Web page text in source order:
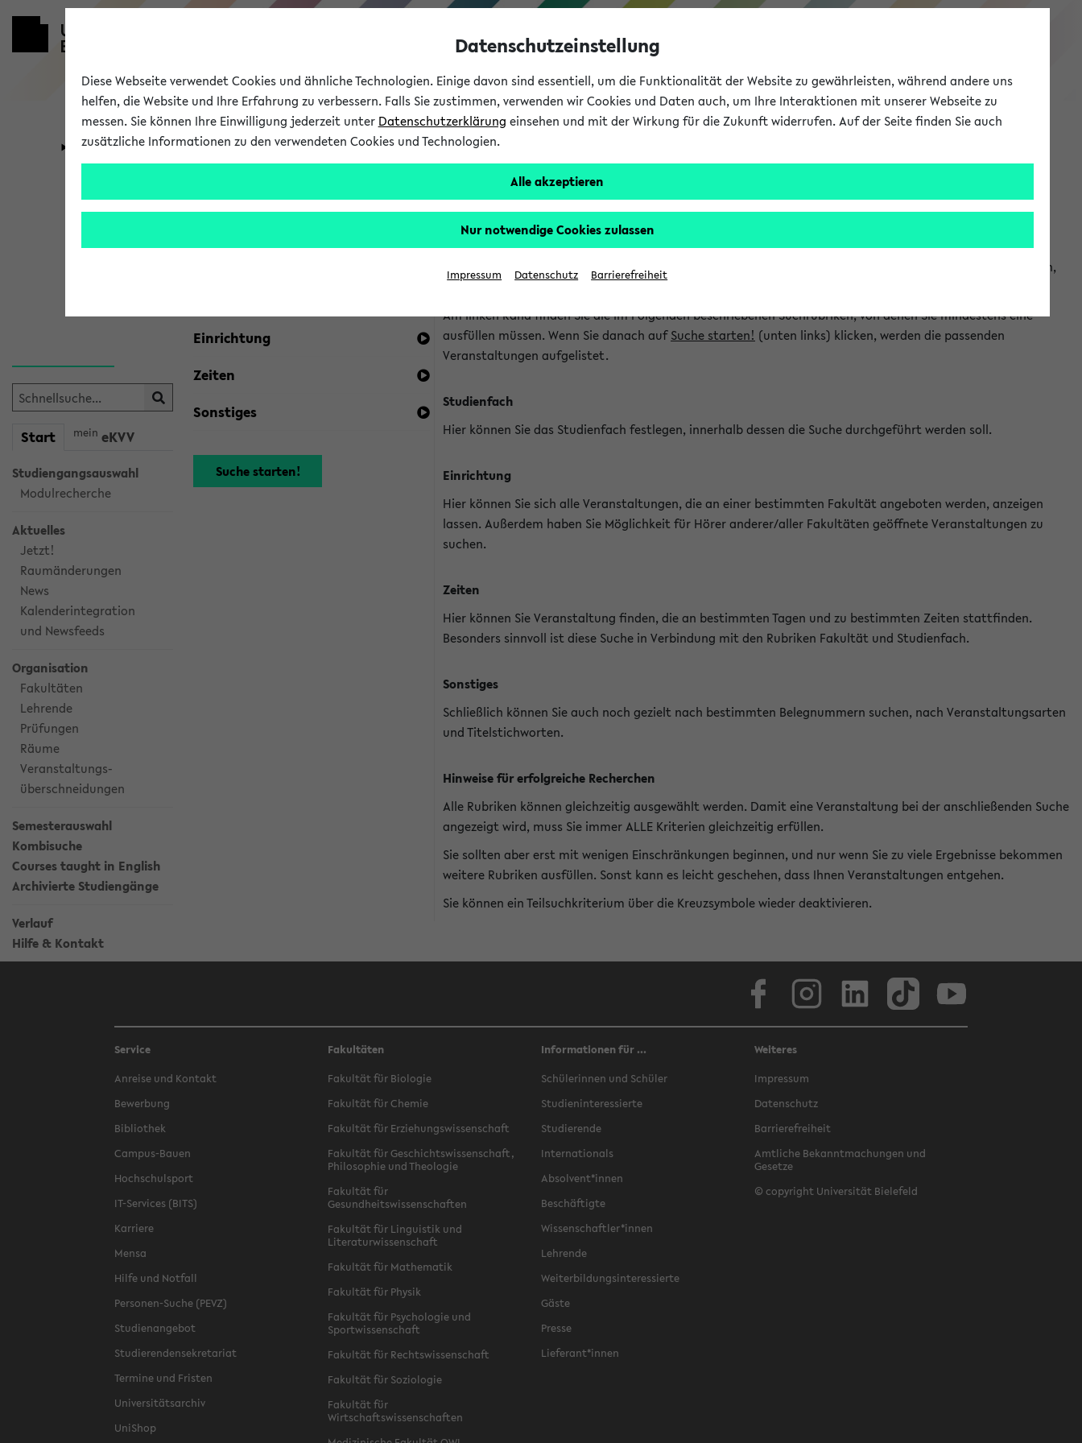
eKVV
Universität Forschung Studium
Start mein eKVV
Studiengangsauswahl
Modulrecherche
Aktuelles
Jetzt!
Raumänderungen
News
Kalenderintegration
und Newsfeeds
Organisation
Fakultäten
Lehrende
Prüfungen
Räume
Veranstaltungs-
überschneidungen
Semesterauswahl
Kombisuche
Courses taught in English
Archivierte Studiengänge
Verlauf
Hilfe & Kontakt
Kombisuche im eKVV
Ihre Suchkriterien:
Einrichtung
Zeiten
Sonstiges
Hinweise zur Kombisuche
Sie können das eKVV nach diversen Kriterien durchsuchen und so gezielt die Veranstaltungen heraussuchen,
die für Sie interessant sind.
Am linken Rand finden Sie die im Folgenden beschriebenen Suchrubriken, von denen Sie mindestens eine
ausfüllen müssen. Wenn Sie danach aufSuche starten! (unten links) klicken, werden die passenden
Veranstaltungen aufgelistet.
Studienfach
Hier können Sie das Studienfach festlegen, innerhalb dessen die Suche durchgeführt werden soll.
Einrichtung
Hier können Sie sich alle Veranstaltungen, die an einer bestimmten Fakultät angeboten werden, anzeigen
lassen. Außerdem haben Sie Möglichkeit für Hörer anderer/aller Fakultäten geöffnete Veranstaltungen zu
suchen.
Zeiten
Hier können Sie Veranstaltung finden, die an bestimmten Tagen und zu bestimmten Zeiten stattfinden.
Besonders sinnvoll ist diese Suche in Verbindung mit den Rubriken Fakultät und Studienfach.
Sonstiges
Schließlich können Sie auch noch gezielt nach bestimmten Belegnummern suchen, nach Veranstaltungsarten
und Titelstichworten.
Hinweise für erfolgreiche Recherchen
Alle Rubriken können gleichzeitig ausgewählt werden. Damit eine Veranstaltung bei der anschließenden Suche
angezeigt wird, muss Sie immer ALLE Kriterien gleichzeitig erfüllen.
Sie sollten aber erst mit wenigen Einschränkungen beginnen, und nur wenn Sie zu viele Ergebnisse bekommen
weitere Rubriken ausfüllen. Sonst kann es leicht geschehen, dass Ihnen Veranstaltungen entgehen.
Sie können ein Teilsuchkriterium über die Kreuzsymbole wieder deaktivieren.
Service
Anreise und Kontakt
Bewerbung
Bibliothek
Campus-Bauen
Hochschulsport
IT-Services (BITS)
Karriere
Mensa
Hilfe und Notfall
Personen-Suche (PEVZ)
Studienangebot
Studierendensekretariat
Termine und Fristen
Universitätsarchiv
UniShop
Fakultäten
Fakultät für Biologie
Fakultät für Chemie
Fakultät für Erziehungswissenschaft
Fakultät für Geschichtswissenschaft,
Philosophie und Theologie
Fakultät für
Gesundheitswissenschaften
Fakultät für Linguistik und
Literaturwissenschaft
Fakultät für Mathematik
Fakultät für Physik
Fakultät für Psychologie und
Sportwissenschaft
Fakultät für Rechtswissenschaft
Fakultät für Soziologie
Fakultät für
Wirtschaftswissenschaften
Informationen für ...
Schülerinnen und Schüler
Studieninteressierte
Studierende
Internationals
Absolvent*innen
Beschäftigte
Wissenschaftler*innen
Lehrende
Weiterbildungsinteressierte
Gäste
Presse
Lieferant*innen
Weiteres
Impressum
Datenschutz
Barrierefreiheit
Amtliche Bekanntmachungen und
Gesetze
© copyright Universität Bielefeld
Datenschutzeinstellung
Diese Webseite verwendet Cookies und ähnliche Technologien. Einige davon sind essentiell, um die Funktionalität der Website zu gewährleisten, während andere uns
helfen, die Website und Ihre Erfahrung zu verbessern. Falls Sie zustimmen, verwenden wir Cookies und Daten auch, um Ihre Interaktionen mit unserer Webseite zu
messen. Sie können Ihre Einwilligung jederzeit unter Datenschutzerklärung einsehen und mit der Wirkung für die Zukunft widerrufen. Auf der Seite finden Sie auch
zusätzliche Informationen zu den verwendeten Cookies und Technologien.
Alle akzeptieren
Nur notwendige Cookies zulassen
Impressum Datenschutz Barrierefreiheit